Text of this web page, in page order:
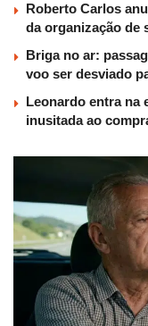
Roberto Carlos
da organização de
Briga no ar:
voo ser desviado
Leonardo entra na
inusitada ao